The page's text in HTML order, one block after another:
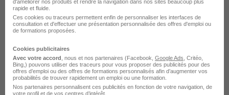
Responsable de Rayons H/F
Auch - 32 CDI
d'améliorer nos produits et rendre la navigation dans nos sites beaucoup plus
rapide et fluide.
Ces cookies ou traceurs permettent enfin de personnaliser les interfaces de
consultation et d'effectuer une présentation personnalisée des offres d'emploi ou
de formations proposées.
Cookies publicitaires
Avec votre accord , nous et nos partenaires (Facebook, Google Ads , Critéo,
Bing,) pouvons utiliser des traceurs pour vous proposer des publicités pour des
offres d’emploi ou des offres de formations personnalisés afin d’augmenter vos
probabilités de trouver rapidement un emploi ou une formation.
Nos partenaires personnalisent ces publicités en fonction de votre navigation, de
votre profil et de vos centres d’intérêt.